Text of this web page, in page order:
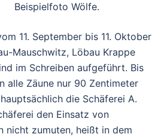
Beispielfoto Wölfe.
11. September bis 11. Oktober
Mauschwitz, Löbau Krappe
im Schreiben aufgeführt. Bis
alle Zäune nur 90 Zentimeter
die Schäferei A.
den Einsatz von
nicht zumuten, heißt in dem